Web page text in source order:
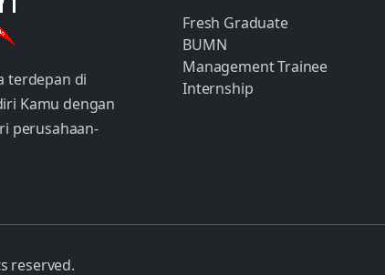
terdepan di
Kamu dengan
perusahaan-
Fresh Graduate
BUMN
Management Trainee
Internship
reserved.